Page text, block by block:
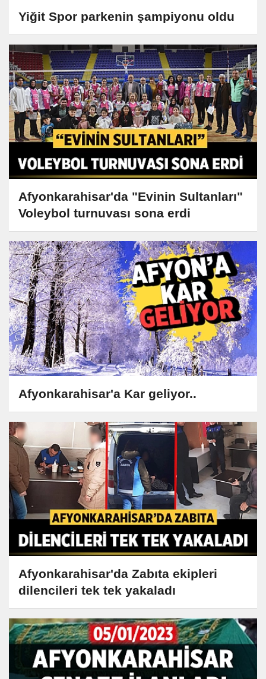
Yiğit Spor parkenin şampiyonu oldu
Afyonkarahisar'da "Evinin Sultanları"
Voleybol turnuvası sona erdi
Afyonkarahisar'a Kar geliyor..
Afyonkarahisar'da Zabıta ekipleri
dilencileri tek tek yakaladı